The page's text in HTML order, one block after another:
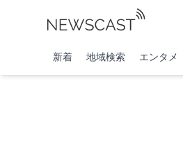
新着 地域検索 エンタメ